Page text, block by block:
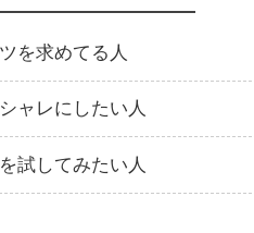
を求めてる人
ャレにしたい人
試してみたい人